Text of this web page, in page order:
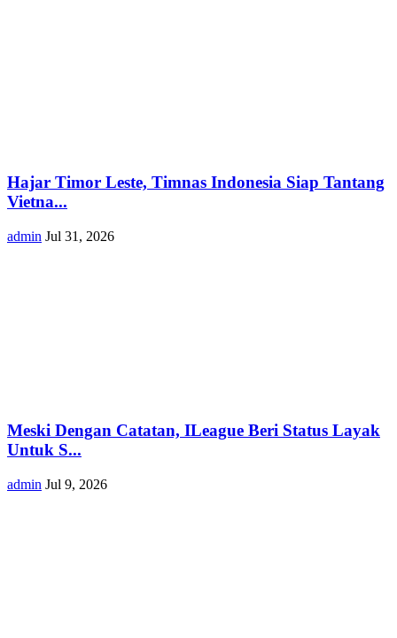
Hajar Timor Leste, Timnas Indonesia Siap Tantang
Vietna...
admin Jul 31, 2026
Meski Dengan Catatan, ILeague Beri Status Layak
Untuk S...
admin Jul 9, 2026